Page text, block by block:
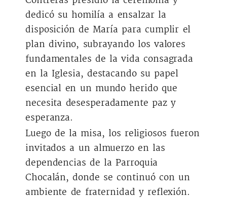
dedicó su homilía a ensalzar la
disposición de María para cumplir el
plan divino, subrayando los valores
fundamentales de la vida consagrada
en la Iglesia, destacando su papel
esencial en un mundo herido que
necesita desesperadamente paz y
esperanza.
Luego de la misa, los religiosos fueron
invitados a un almuerzo en las
dependencias de la Parroquia
Chocalán, donde se continuó con un
ambiente de fraternidad y reflexión.